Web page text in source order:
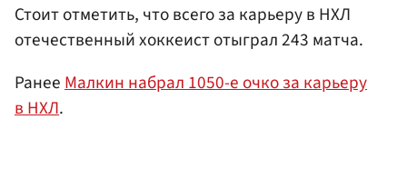
Стоит отметить, что всего за карьеру в НХЛ
отечественный хоккеист отыграл 243 матча.
РанееМалкин набрал 1050-е очко за карьеру
в НХЛ.